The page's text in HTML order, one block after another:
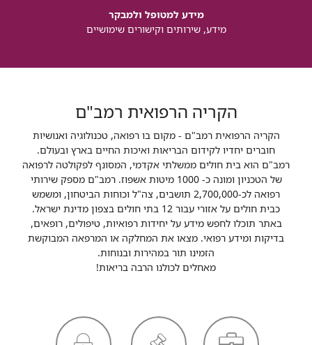
מידע למטופל ולמבקר
מידע, שירותים וקישורים שימושיים
הקריה הרפואית רמב"ם
הקריה הרפואית רמב"ם - מקום בו רפואה, טכנולוגיה ואנושיות
חוברים יחדיו לקידום הבריאות ואיכות החיים בארץ ובעולם.
רמב"ם הוא בית חולים ממשלתי אקדמי, המסונף לפקולטה לרפואה
של הטכניון ומונה כ- 1000 מיטות אשפוז. רמב"ם מספק שירותי
רפואה לכ-2,700,000 תושבים, צה"ל וכוחות הביטחון, ומשמש
כבית חולים על אזורי עבור 12 בתי חולים בצפון מדינת ישראל.
באתר תוכלו לחפש מידע על יחידות רפואיות, טיפולים, רופאים,
בדיקות ומידע רפואי. מצאו את המחלקה או המרפאה המבוקשת
הזמינו תור במהירות ובנוחות.
מאחלים לכולנו הרבה בריאות!